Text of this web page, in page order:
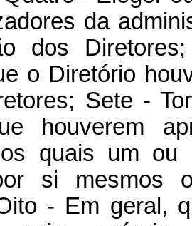
da
dos
o Diretório
Sete -
houverem
quais um ou
si mesmos
- Em geral,